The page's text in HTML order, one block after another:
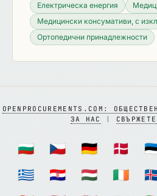
Електрическа енергия
Медицински консумативи, с
Ортопедични принадлежности
OPENPROCUREMENTS.COM:
ЗА НАС
🇧🇬 🇨🇿 🇩🇪 🇩🇰
🇬🇷
🇭🇷 🇭🇺 🇮🇪